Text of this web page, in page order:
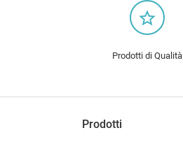
star_border
Prodotti di Qualità
Prodotti